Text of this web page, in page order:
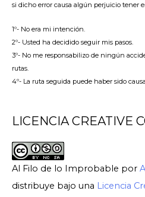
si dicho error causa algún perjuicio tener
1º- No era mi intención.
2º- Usted ha decidido seguir mis pasos.
3º- No me responsabilizo de ningún
rutas.
4º- La ruta seguida puede haber sido
LICENCIA CREATIVE
Al Filo de lo Improbable por
distribuye bajo una Licencia